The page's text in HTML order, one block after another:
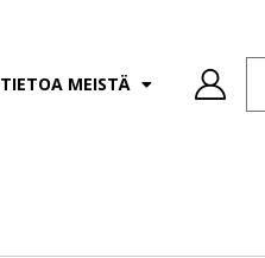
TIETOA MEISTÄ